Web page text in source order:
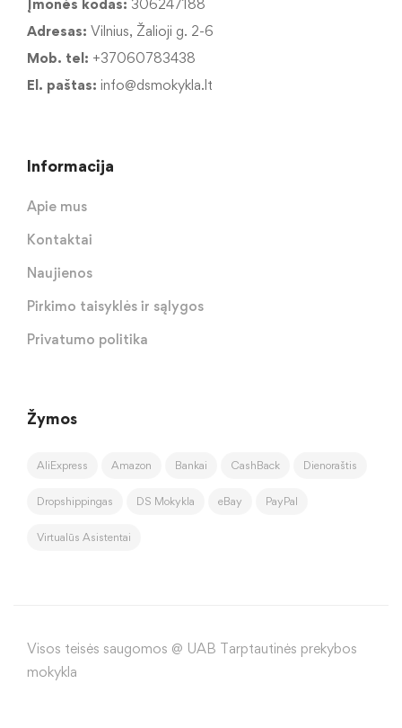
Įmonės kodas: 306247188
Adresas: Vilnius, Žalioji g. 2-6
Mob. tel: +37060783438
El. paštas: info@dsmokykla.lt
Informacija
Apie mus
Kontaktai
Naujienos
Pirkimo taisyklės ir sąlygos
Privatumo politika
Žymos
AliExpress Amazon Bankai CashBack Dienoraštis
Dropshippingas DS Mokykla eBay PayPal
Virtualūs Asistentai
Visos teisės saugomos @ UAB Tarptautinės prekybos
mokykla